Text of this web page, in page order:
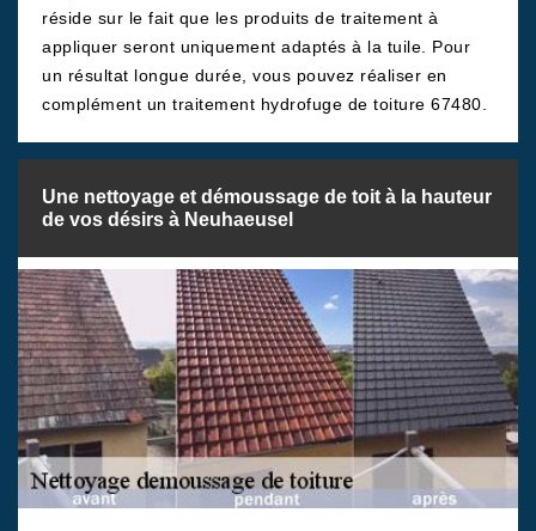
réside sur le fait que les produits de traitement à
appliquer seront uniquement adaptés à la tuile. Pour
un résultat longue durée, vous pouvez réaliser en
complément un traitement hydrofuge de toiture 67480.
Une nettoyage et démoussage de toit à la hauteur
de vos désirs à Neuhaeusel